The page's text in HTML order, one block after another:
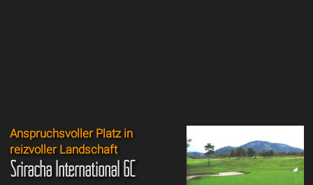
Anspruchsvoller Platz in
reizvoller Landschaft
Sriracha International GC